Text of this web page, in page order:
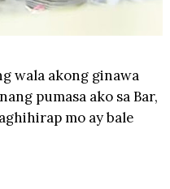
wala akong ginawa
pumasa ako sa Bar,
mo ay bale